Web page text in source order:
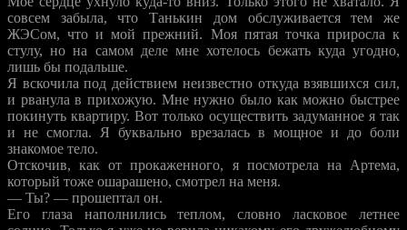
совсем забыла, что Танькин дом обслуживается тем же
ЖЭСом, что и мой прежний. Моя пятая точка приросла к
стулу, но на самом деле мне хотелось бежать куда угодно,
лишь бы подальше.
Я вскочила под действием неизвестно откуда взявшихся сил,
и рванула в прихожую. Мне нужно было как можно быстрее
покинуть квартиру. Вот только осуществить задуманное я так
и не смогла. Я буквально врезалась в мощное и до боли
знакомое тело.
Отскочив, как от прокаженного, я посмотрела на Артема,
который тоже ошарашено, смотрел на меня.
— Ты? — прошептал он.
Его глаза наполнились теплом, словно ласковое летнее